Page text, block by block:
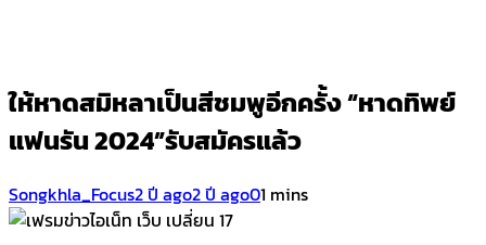
ให้หาดสมิหลาเป็นสีชมพูอีกครั้ง “หาดทิพย์
แฟนรัน 2024”รับสมัครแล้ว
Songkhla_Focus2 ปี ago2 ปี ago01 mins